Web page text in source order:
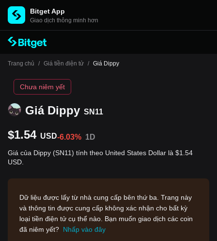
Bitget App
Giao dịch thông minh hơn
Trang chủ / Giá tiền điện tử / Giá Dippy
Giá Dippy SN11
Chưa niêm yết
$1.54 USD-6.03% 1D
Giá của Dippy (SN11) tính theo United States Dollar là $1.54
USD.
Dữ liệu được lấy từ nhà cung cấp bên thứ ba. Trang này
và thông tin được cung cấp không xác nhận cho bất kỳ
loại tiền điện tử cụ thể nào. Bạn muốn giao dịch các coin
đã niêm yết? Nhấp vào đây